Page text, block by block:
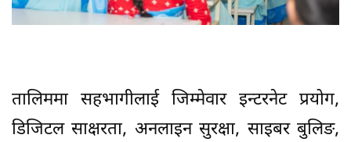
तालिममा सहभागीलाई जिम्मेवार इन्टरनेट प्रयोग,
डिजिटल साक्षरता, अनलाइन सुरक्षा, साइबर बुलिङ,